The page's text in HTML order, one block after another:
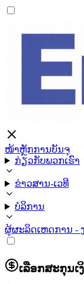
ໜ້າຫຼັກການບັນຈຸ
ກ່ຽວກັບພວກເຮົາ
ຂ່າວສານ-ເວທີ
ບໍລິການ
ຜູ້ຜະລິດເຫດການ -
ເລືອກສະກຸນເ